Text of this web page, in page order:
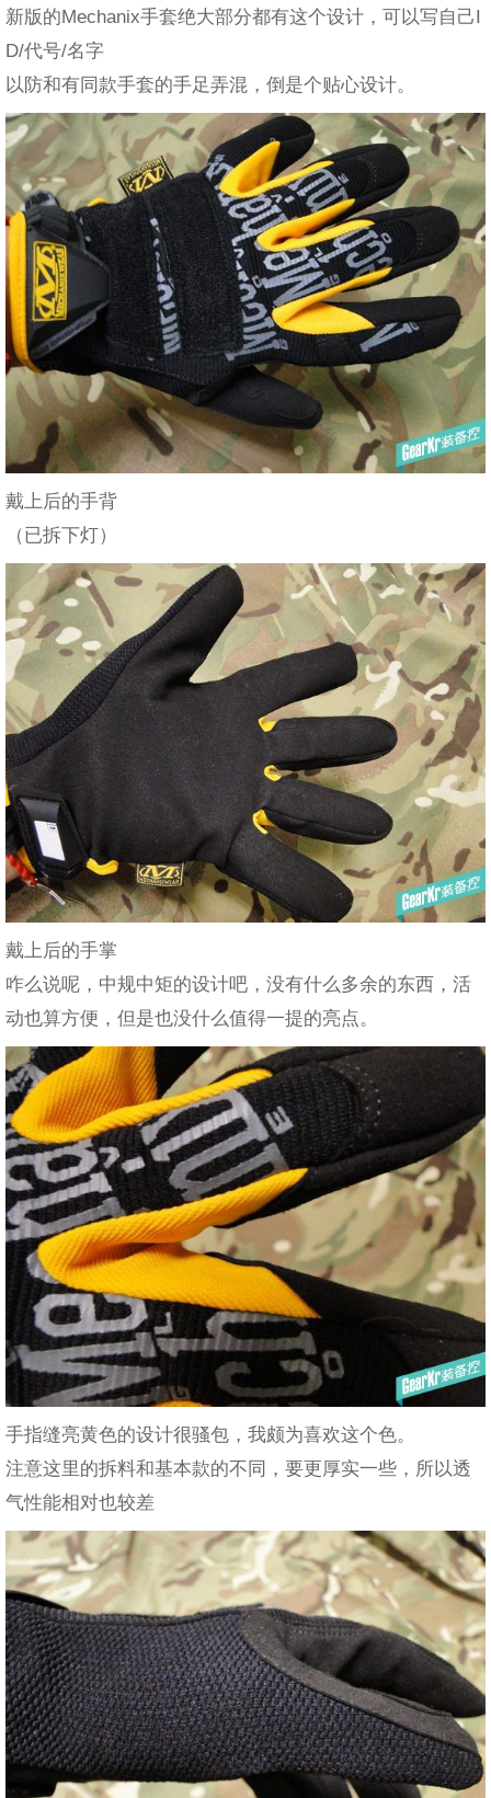
新版的Mechanix手套绝大部分都有这个设计，可以写自己I
D/代号/名字
以防和有同款手套的手足弄混，倒是个贴心设计。
戴上后的手背
（已拆下灯）
戴上后的手掌
咋么说呢，中规中矩的设计吧，没有什么多余的东西，活
动也算方便，但是也没什么值得一提的亮点。
手指缝亮黄色的设计很骚包，我颇为喜欢这个色。
注意这里的拆料和基本款的不同，要更厚实一些，所以透
气性能相对也较差